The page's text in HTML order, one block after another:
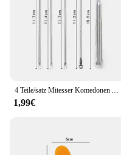
4 Teile/satz Mitesser Komedonen Akne Pickel Belmish Extractor Vakuum Mitesser Entferner Werkzeug Löffel Rose Gold Für Gesicht Hautpflege Werkzeug
1,99€